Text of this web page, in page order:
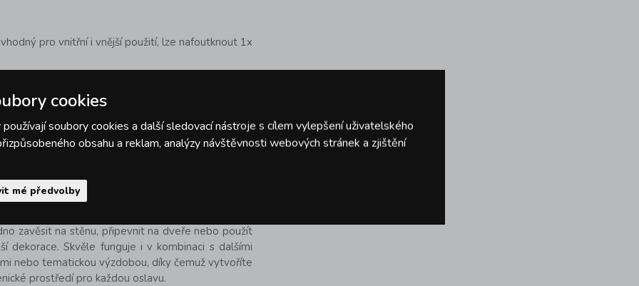
pro vnitřní i vnější použití, lze nafoutknout 1x
vzduchem pomocí přiloženého brčka
řešení pro domácí použití. Pro větší
také ruční pumpičku , která nafukování ještě
dosáhnout výraznějšího efektu, je možné
vyplatí kombinovat více číslic a vytvořit tak celé
zavěsit na stěnu, připevnit na dveře nebo použít
dekorace. Skvěle funguje i v kombinaci s dalšími
nebo tematickou výzdobou, díky čemuž vytvoříte
prostředí pro každou oslavu.
cookies
soubory cookies a další sledovací nástroje s cílem vylepšení uživatelského
obsahu a reklam, analýzy návštěvnosti webových stránek a zjištění
mé předvolby